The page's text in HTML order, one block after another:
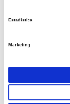
Estadística
Marketing
Guarda mi nombre,
−uno=1